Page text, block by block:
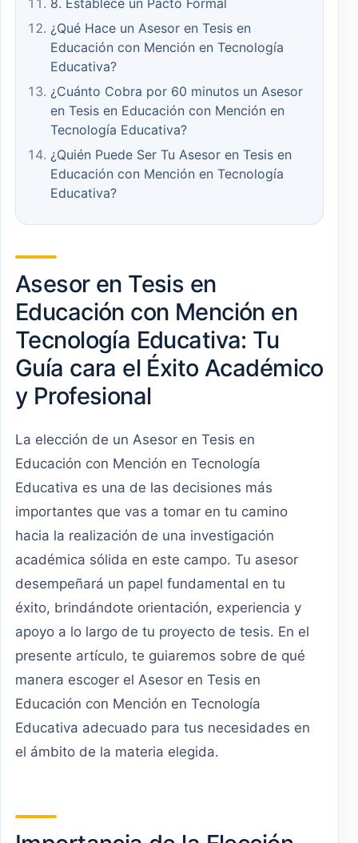
8. Establece un Pacto Formal
¿Qué Hace un Asesor en Tesis en
Educación con Mención en Tecnología
Educativa?
¿Cuánto Cobra por 60 minutos un Asesor
en Tesis en Educación con Mención en
Tecnología Educativa?
¿Quién Puede Ser Tu Asesor en Tesis en
Educación con Mención en Tecnología
Educativa?
Asesor en Tesis en
Educación con Mención en
Tecnología Educativa: Tu
Guía cara el Éxito Académico
y Profesional
La elección de un Asesor en Tesis en
Educación con Mención en Tecnología
Educativa es una de las decisiones más
importantes que vas a tomar en tu camino
hacia la realización de una investigación
académica sólida en este campo. Tu asesor
desempeñará un papel fundamental en tu
éxito, brindándote orientación, experiencia y
apoyo a lo largo de tu proyecto de tesis. En el
presente artículo, te guiaremos sobre de qué
manera escoger el Asesor en Tesis en
Educación con Mención en Tecnología
Educativa adecuado para tus necesidades en
el ámbito de la materia elegida.